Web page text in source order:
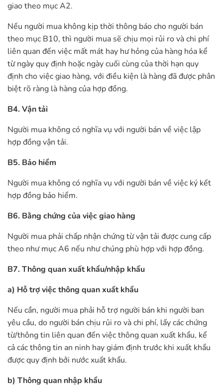
giao theo mục A2.
Nếu người mua không kịp thời thông báo cho người bán
theo mục B10, thì người mua sẽ chịu mọi rủi ro và chi phí
liên quan đến việc mất mát hay hư hỏng của hàng hóa kể
từ ngày quy định hoặc ngày cuối cùng của thời hạn quy
định cho việc giao hàng, với điều kiện là hàng đã được phân
biệt rõ ràng là hàng của hợp đồng.
B4. Vận tải
Người mua không có nghĩa vụ với người bán về việc lập
hợp đồng vận tải.
B5. Bảo hiểm
Người mua không có nghĩa vụ với người bán về việc ký kết
hợp đồng bảo hiểm.
B6. Bằng chứng của việc giao hàng
Người mua phải chấp nhận chứng từ vận tải được cung cấp
theo như mục A6 nếu như chúng phù hợp với hợp đồng.
B7. Thông quan xuất khẩu/nhập khẩu
a) Hỗ trợ việc thông quan xuất khẩu
Nếu cần, người mua phải hỗ trợ người bán khi người ban
yêu cầu, do người bán chịu rủi ro và chi phí, lấy các chứng
từ/thông tin liên quan đến việc thông quan xuất khẩu, kể
cả các thông tin an ninh hay giám định trước khi xuất khẩu
được quy định bởi nước xuất khẩu.
b) Thông quan nhập khẩu